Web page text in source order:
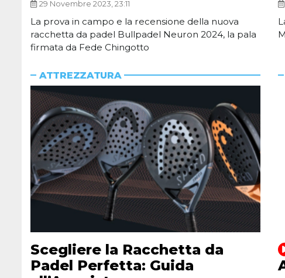
29 Novembre 2023, 23:11
La prova in campo e la recensione della nuova
racchetta da padel Bullpadel Neuron 2024, la pala
firmata da Fede Chingotto
ATTREZZATURA
Scegliere la Racchetta da
Padel Perfetta: Guida